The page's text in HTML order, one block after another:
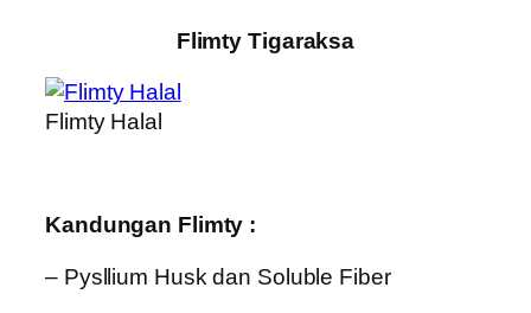
Flimty Tigaraksa
Flimty Halal
Kandungan Flimty :
– Pysllium Husk dan Soluble Fiber